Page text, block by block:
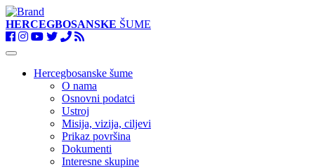
HERCEGBOSANSKE ŠUME
Toggle
navigationHercegbosanske šume
O nama
Osnovni podatci
Ustroj
Misija, vizija, ciljevi
Prikaz površina
Dokumenti
Interesne skupine